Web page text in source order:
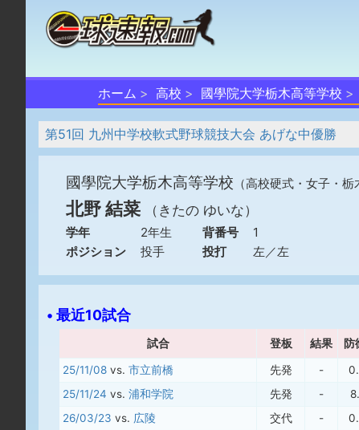
ホーム 高校 國學院大学栃木高等学校
第51回 九州中学校軟式野球競技大会 あげな中優勝
國學院大学栃木高等学校 （高校硬式・女子・栃
北野 結菜 （きたの ゆいな）
学年 2年生 背番号
1
ポジション
投手 投打 左／左
• 最近10試合
試合 登板 結果 防
25/11/08 vs. 市立前橋 先発 -
25/11/24 vs. 浦和学院 先発 -
26/03/23 vs. 広陵 交代 -